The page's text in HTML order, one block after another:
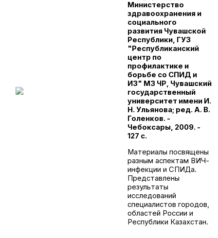
Министерство
здравоохранения и
социального
развития Чувашской
Республики, ГУЗ
"Республиканский
центр по
профилактике и
борьбе со СПИД и
ИЗ" МЗ ЧР, Чувашский
государственный
университет имени И.
Н. Ульянова; ред. А. В.
Голенков. -
Чебоксары, 2009. -
127 с.
Материалы посвящены
разным аспектам ВИЧ-
инфекции и СПИДа.
Представлены
результаты
исследований
специалистов городов,
областей России и
Республики Казахстан.